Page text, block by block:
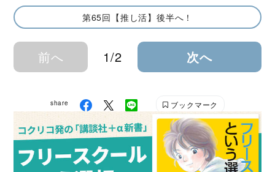
第65回【推し活】後半へ！
前へ 1/2 次へ
share ブックマーク